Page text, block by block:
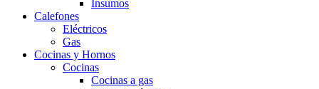
Insumos
Calefones
Eléctricos
Gas
Cocinas y Hornos
Cocinas
Cocinas a gas